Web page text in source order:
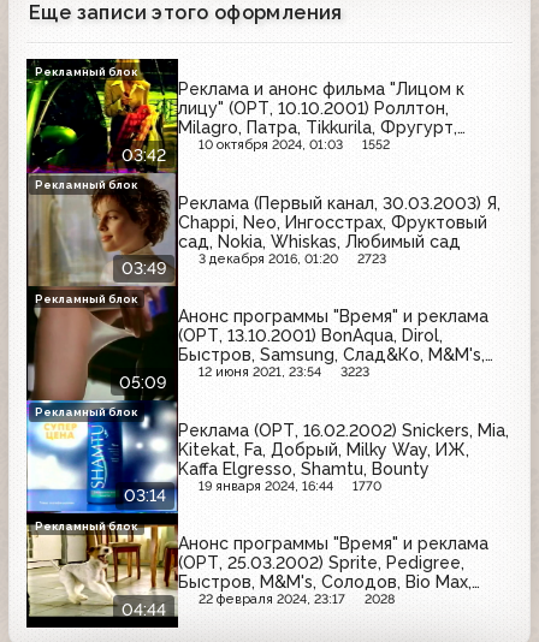
Еще записи этого оформления
03:42
Реклама и анонс фильма "Лицом к
лицу" (ОРТ, 10.10.2001) Роллтон,
Milagro, Патра, Tikkurila, Фругурт,
Дарья, Bonduelle, LG, Real Records,
10 октября 2024, 01:03 1552
Рекламный блок
03:49
Реклама (Первый канал, 30.03.2003) Я,
Chappi, Neo, Ингосстрах, Фруктовый
сад, Nokia, Whiskas, Любимый сад
3 декабря 2016, 01:20 2723
Рекламный блок
05:09
Анонс программы "Время" и реклама
(ОРТ, 13.10.2001) BonAqua, Dirol,
Быстров, Samsung, Слад&Ко, M&M's,
Баночное пиво, Ambassador, Wella,
12 июня 2021, 23:54 3223
Рекламный блок
03:14
Реклама (ОРТ, 16.02.2002) Snickers, Mia,
Kitekat, Fa, Добрый, Milky Way, ИЖ,
Kaffa Elgresso, Shamtu, Bounty
19 января 2024, 16:44 1770
Рекламный блок
04:44
Анонс программы "Время" и реклама
(ОРТ, 25.03.2002) Sprite, Pedigree,
Быстров, M&M's, Солодов, Bio Max,
Рондо, Texaco, Vitrum, Росно, Mars,
22 февраля 2024, 23:17 2028
Рекламный блок